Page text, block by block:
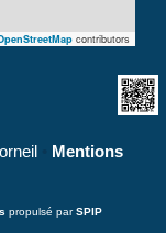
contributors
Mentions
propulsé parSPIP